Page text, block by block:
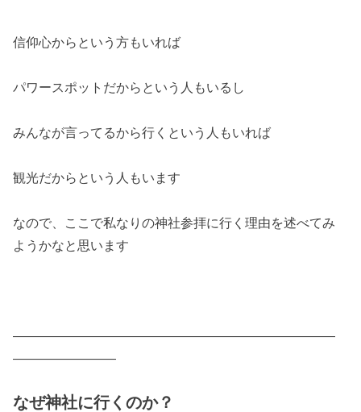
信仰心からという方もいれば
パワースポットだからという人もいるし
みんなが言ってるから行くという人もいれば
観光だからという人もいます
なので、ここで私なりの神社参拝に行く理由を述べてみ
ようかなと思います
―――――――――――――――――――――――――
――――――――
なぜ神社に行くのか？